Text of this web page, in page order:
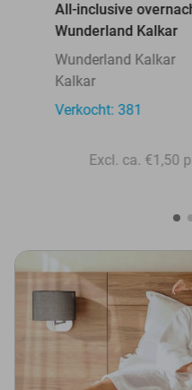
All-inclusive
Wunderland Kalkar
Wunderland Kalkar
Kalkar
Verkocht: 381
Excl. ca. €1,50